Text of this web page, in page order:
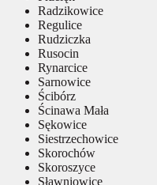
Radzikowice
Regulice
Rudziczka
Rusocin
Rynarcice
Sarnowice
Ścibórz
Ścinawa Mała
Sękowice
Siestrzechowice
Skorochów
Skoroszyce
Sławniowice